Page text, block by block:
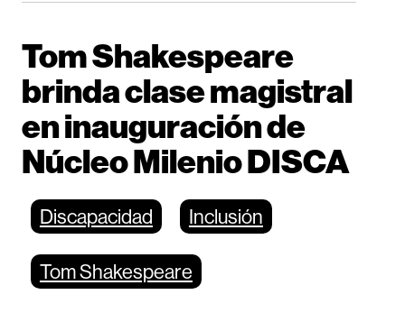
Tom Shakespeare
brinda clase magistral
en inauguración de
Núcleo Milenio DISCA
Discapacidad Inclusión
Tom Shakespeare